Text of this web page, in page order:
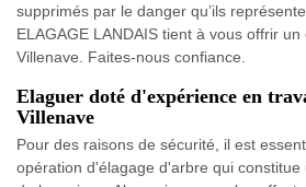
supprimés par le danger qu’ils
ELAGAGE LANDAIS tient à vous offrir
Villenave. Faites-nous confiance.
Elaguer doté d'expérience en
Villenave
Pour des raisons de sécurité, il est
opération d'élagage d'arbre qui